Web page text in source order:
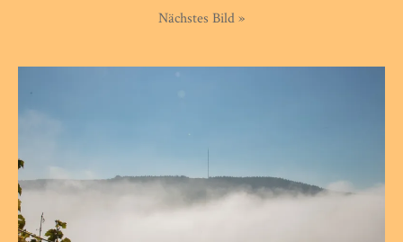
Nächstes Bild »